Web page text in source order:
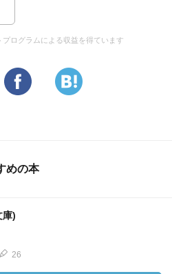
ログラムによる収益を得ています
めの本
庫)
26